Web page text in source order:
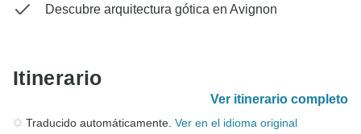
Descubre arquitectura gótica en Avignon
Itinerario
Ver itinerario completo
Traducido automáticamente. Ver en el idioma original